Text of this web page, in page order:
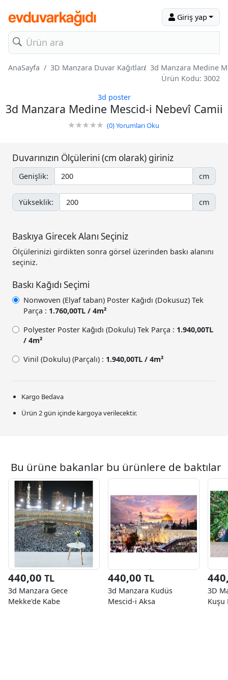
Giriş yap
AnaSayfa 3D Manzara Duvar Kağıtları 3d Manzara Medine
Ürün Kodu: 3002
3d poster
3d Manzara Medine Mescid-i Nebevî Camii
(0)Yorumları Oku
Duvarınızın Ölçülerini (cm olarak) giriniz
Genişlik: cm
Yükseklik: cm
Baskıya Girecek Alanı Seçiniz
Ölçülerinizi girdikten sonra görsel üzerinden baskı alanını
seçiniz.
Baskı Kağıdı Seçimi
Nonwoven (Elyaf taban) Poster Kağıdı (Dokusuz) Tek
Parça : 1.760,00TL / 4m²
Polyester Poster Kağıdı (Dokulu) Tek Parça : 1.940,00TL
/ 4m²
Vinil (Dokulu) (Parçalı) : 1.940,00TL / 4m²
Kargo Bedava
Ürün 2 gün içinde kargoya verilecektir.
Bu ürüne bakanlar bu ürünlere de baktılar
440,00 TL
3d Manzara Gece
Mekke'de Kabe
440,00 TL
3d Manzara Kudüs
Mescid-i Aksa
3D
Kuşu